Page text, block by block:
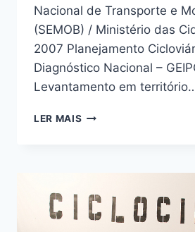
Nacional de Transporte e
(SEMOB) / Ministério das
2007 Planejamento
Diagnóstico Nacional –
Levantamento em
LER MAIS DOCUMENTOS
REFERÊNCIA